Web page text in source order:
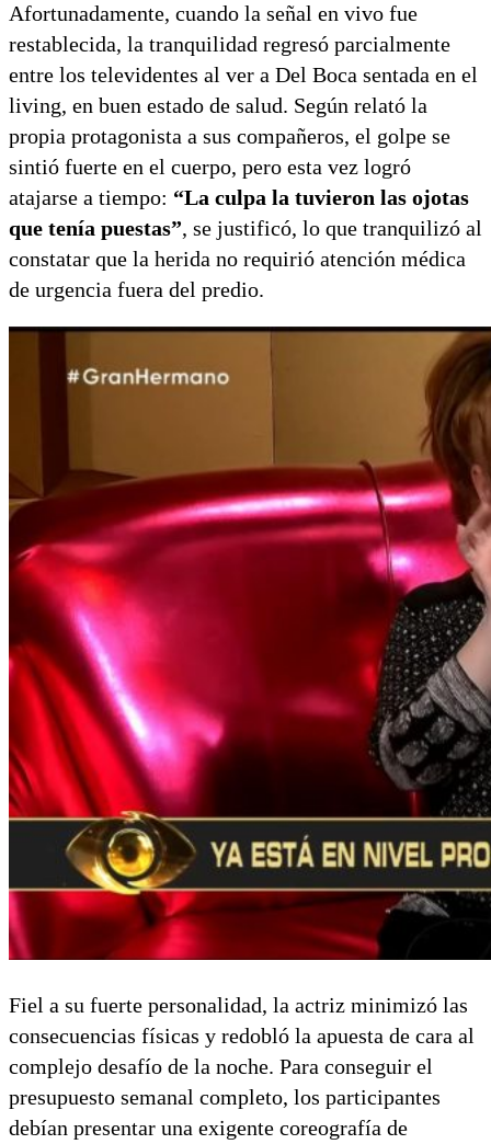
Afortunadamente, cuando la señal en vivo fue
restablecida, la tranquilidad regresó parcialmente
entre los televidentes al ver a Del Boca sentada en el
living, en buen estado de salud. Según relató la
propia protagonista a sus compañeros, el golpe se
sintió fuerte en el cuerpo, pero esta vez logró
atajarse a tiempo: “La culpa la tuvieron las ojotas
que tenía puestas”, se justificó, lo que tranquilizó al
constatar que la herida no requirió atención médica
de urgencia fuera del predio.
Fiel a su fuerte personalidad, la actriz minimizó las
consecuencias físicas y redobló la apuesta de cara al
complejo desafío de la noche. Para conseguir el
presupuesto semanal completo, los participantes
debían presentar una exigente coreografía de